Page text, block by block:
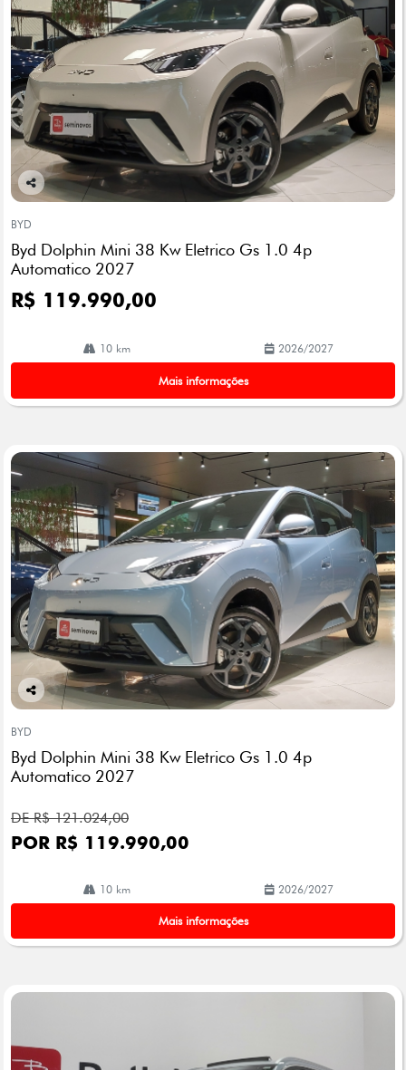
Co
arti
lhe
BYD
Byd Dolphin Mini 38 Kw Eletrico Gs 1.0 4p
Automatico 2027
R$ 119.990,00
10 km 2026/2027
Mais informações
Co
arti
lhe
BYD
Byd Dolphin Mini 38 Kw Eletrico Gs 1.0 4p
Automatico 2027
DE R$ 121.024,00
POR R$ 119.990,00
10 km 2026/2027
Mais informações